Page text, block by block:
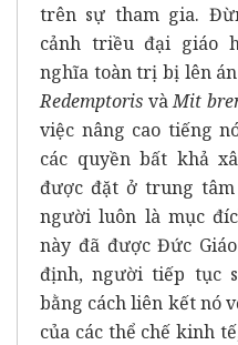
trên sự tham gia.
cảnh triều đại giáo
nghĩa toàn trị bị lên
Redemptoris vàMit
việc nâng cao tiếng
các quyền bất khả
được đặt ở trung tâm
người luôn là mục
này đã được Đức
định, người tiếp tục
bằng cách liên kết nó
của các thể chế kinh